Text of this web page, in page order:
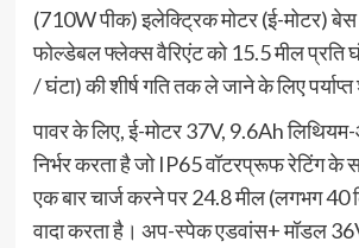
(710W पीक) इलेक्ट्रिक मोटर (ई-मोटर)
फोल्डेबल फ्लेक्स वैरिएंट को 15.5 मील प्रति
/ घंटा) की शीर्ष गति तक ले जाने के लिए
पावर के लिए, ई-मोटर 37V, 9.6Ah
निर्भर करता है जो IP65 वॉटरप्रूफ रेटिंग के
एक बार चार्ज करने पर 24.8 मील (लगभग 40
वादा करता है। अप-स्पेक एडवांस+ मॉडल